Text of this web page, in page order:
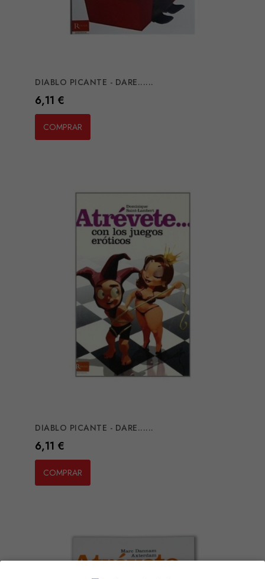
DIABLO PICANTE - DARE......
Preço
6,11 €
COMPRAR
DIABLO PICANTE - DARE......
Preço
6,11 €
COMPRAR